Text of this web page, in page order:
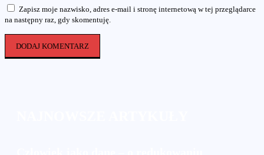
Zapisz moje nazwisko, adres e-mail i stronę internetową w tej przeglądarce
na następny raz, gdy skomentuję.